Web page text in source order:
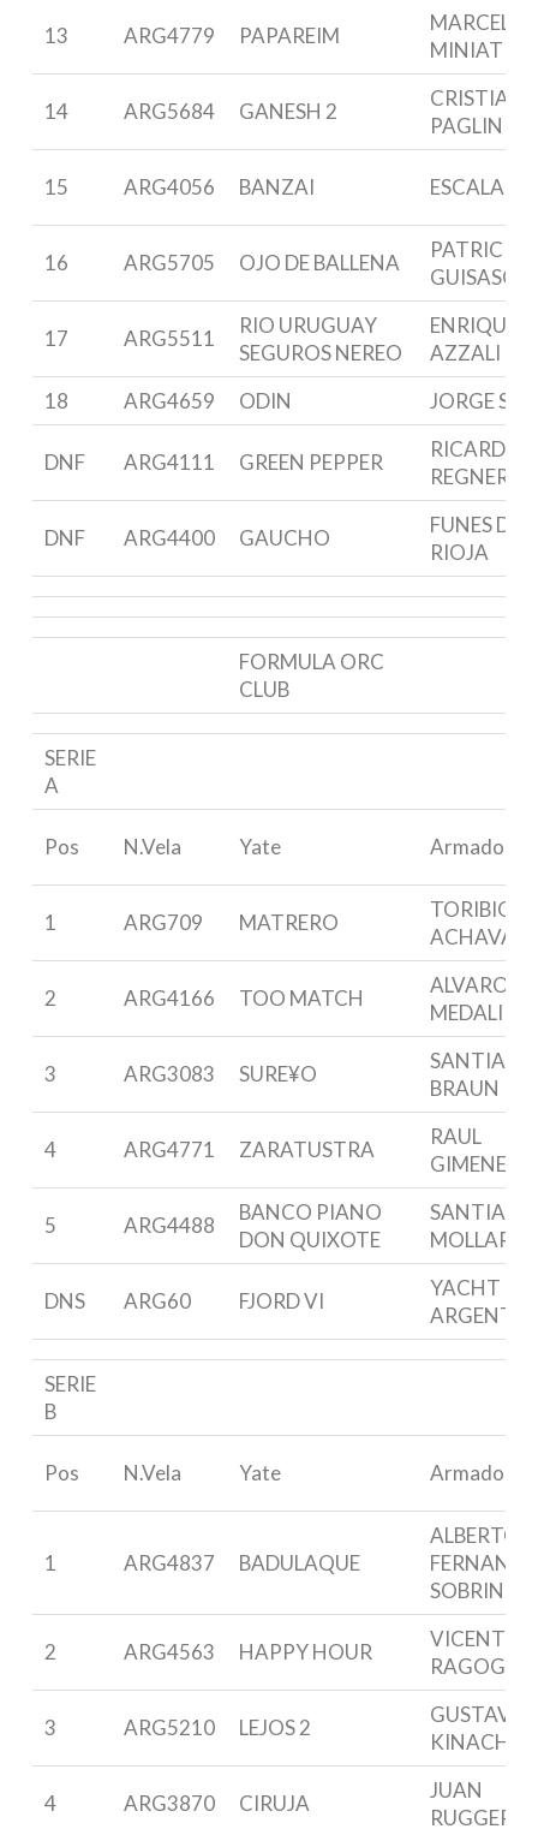
13 ARG4779 PAPAREIM
MARCELO
MINIATI
14 ARG5684 GANESH 2
CRISTIAN
PAGLINI
15 ARG4056 BANZAI
16 ARG5705 OJO DE BALLENA
PATRICIO
17 ARG5511
RIO URUGUAY
SEGUROS NEREO
ENRIQUE
AZZALI
18
ARG4659 ODIN JORGE
DNF ARG4111 GREEN PEPPER
RICARDO
REGNER
DNF ARG4400 GAUCHO
FUNES DE
RIOJA
FORMULA ORC
CLUB
SERIE
A
Pos N.Vela Yate Armador
1 ARG709 MATRERO
TORIBIO
ACHAVAL
2 ARG4166 TOO MATCH
ALVARO M
MEDALI
3 ARG3083 SURE¥O
SANTIAGO
BRAUN
4 ARG4771 ZARATUSTRA
RAUL
GIMENEZ
5 ARG4488
BANCO PIANO
DON QUIXOTE
SANTIAGO
MOLLARD
DNS ARG60 FJORD VI
YACHT
SERIE
B
Pos N.Vela Yate Armador
1 ARG4837 BADULAQUE
ALBERTO
SOBRINO
2 ARG4563 HAPPY HOUR
VICENTE
3 ARG5210 LEJOS 2
GUSTAVO
KINACH
4 ARG3870 CIRUJA
JUAN
RUGGERO